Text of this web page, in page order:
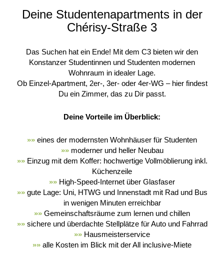
Deine Studentenapartments in der
Chérisy-Straße 3
Das Suchen hat ein Ende! Mit dem C3 bieten wir den
Konstanzer Studentinnen und Studenten modernen
Wohnraum in idealer Lage.
Ob Einzel-Apartment, 2er-, 3er- oder 4er-WG – hier findest
Du ein Zimmer, das zu Dir passt.
Deine Vorteile im Überblick:
»» eines der modernsten Wohnhäuser für Studenten
»»moderner und heller Neubau
»»Einzug mit dem Koffer: hochwertige Vollmöblierung inkl.
Küchenzeile
»» High-Speed-Internet über Glasfaser
»»gute Lage: Uni, HTWG und Innenstadt mit Rad und Bus
in wenigen Minuten erreichbar
»» Gemeinschaftsräume zum lernen und chillen
»»sichere und überdachte Stellplätze für Auto und Fahrrad
»» Hausmeisterservice
»» alle Kosten im Blick mit der All inclusive-Miete